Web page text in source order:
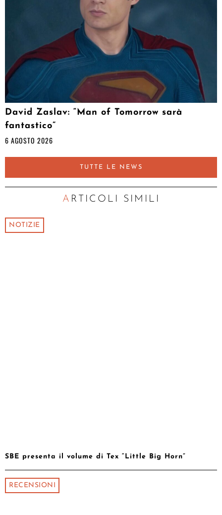
David Zaslav: “Man of Tomorrow sarà
fantastico”
6 AGOSTO 2026
TUTTE LE NEWS
ARTICOLI SIMILI
NOTIZIE
SBE presenta il volume di Tex “Little Big Horn”
RECENSIONI